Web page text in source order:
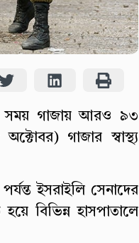
সময় গাজায় আরও ৯৩
গাজার স্বাস্থ্য
ইসরাইলি সেনাদের
বিভিন্ন হাসপাতালে